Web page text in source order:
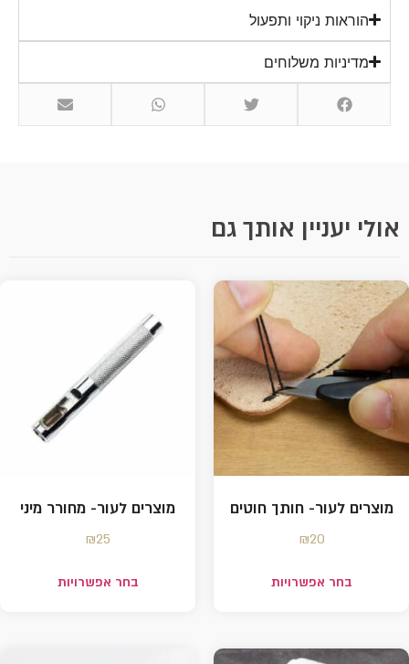
הוראות ניקוי ותפעול
מדיניות משלוחים
אולי יעניין אותך גם
מוצרים לעור- חותך חוטים
₪20
בחר אפשרויות
מוצרים לעור- מחורר מיני
₪25
בחר אפשרויות